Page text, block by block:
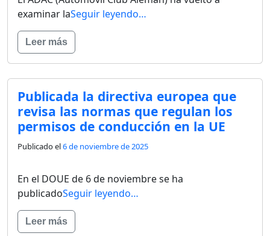
examinar laSeguir leyendo…
Leer más
Publicada la directiva europea que
revisa las normas que regulan los
permisos de conducción en la UE
Publicado el6 de noviembre de 2025
En el DOUE de 6 de noviembre se ha
publicadoSeguir leyendo…
Leer más